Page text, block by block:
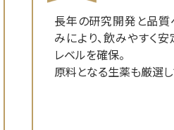
長年の研究開発と品質
みにより、飲みやすく
レベルを確保。
原料となる生薬も厳選し